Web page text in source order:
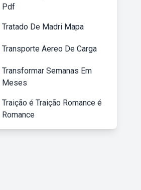
Pdf
Tratado De Madri Mapa
Transporte Aereo De Carga
Transformar Semanas Em
Meses
Traição é Traição Romance é
Romance